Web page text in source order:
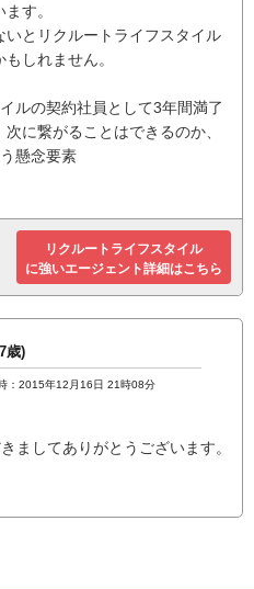
す。
とリクルートライフスタイル
しれません。
ルの契約社員として3年間満了
に繋がることはできるのか、
懸念要素
リクルートライフスタイル
に強いエージェント詳細はこちら
歳)
：2015年12月16日 21時08分
ましてありがとうございます。